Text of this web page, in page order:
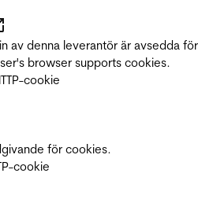
av denna leverantör är avsedda
browser supports cookies.
cookie
för cookies.
cookie